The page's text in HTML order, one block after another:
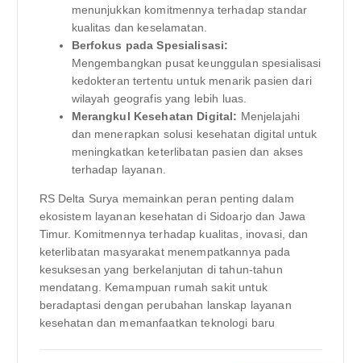
menunjukkan komitmennya terhadap standar
kualitas dan keselamatan.
Berfokus pada Spesialisasi:
Mengembangkan pusat keunggulan spesialisasi
kedokteran tertentu untuk menarik pasien dari
wilayah geografis yang lebih luas.
Merangkul Kesehatan Digital: Menjelajahi
dan menerapkan solusi kesehatan digital untuk
meningkatkan keterlibatan pasien dan akses
terhadap layanan.
RS Delta Surya memainkan peran penting dalam
ekosistem layanan kesehatan di Sidoarjo dan Jawa
Timur. Komitmennya terhadap kualitas, inovasi, dan
keterlibatan masyarakat menempatkannya pada
kesuksesan yang berkelanjutan di tahun-tahun
mendatang. Kemampuan rumah sakit untuk
beradaptasi dengan perubahan lanskap layanan
kesehatan dan memanfaatkan teknologi baru